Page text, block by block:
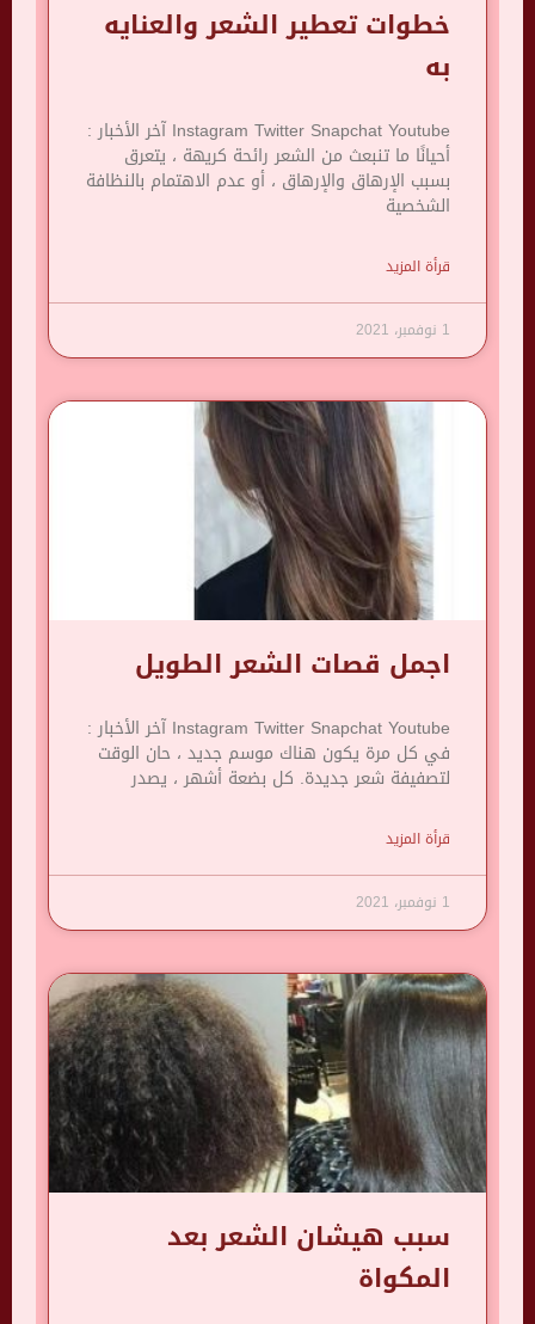
خطوات تعطير الشعر والعنايه
به
Instagram Twitter Snapchat Youtube آخر الأخبار :
أحيانًا ما تنبعث من الشعر رائحة كريهة ، يتعرق
بسبب الإرهاق والإرهاق ، أو عدم الاهتمام بالنظافة
الشخصية
قرأة المزيد
1 نوفمبر، 2021
اجمل قصات الشعر الطويل
Instagram Twitter Snapchat Youtube آخر الأخبار :
في كل مرة يكون هناك موسم جديد ، حان الوقت
لتصفيفة شعر جديدة. كل بضعة أشهر ، يصدر
قرأة المزيد
1 نوفمبر، 2021
سبب هيشان الشعر بعد
المكواة